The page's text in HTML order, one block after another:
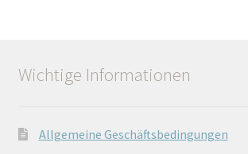
Wichtige Informationen
Allgemeine Geschäftsbedingungen